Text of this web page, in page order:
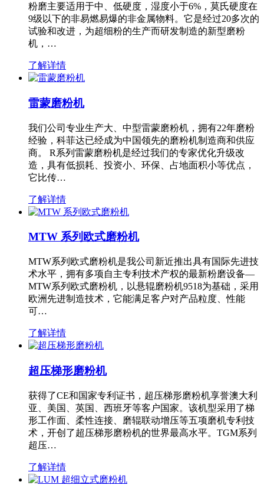
粉磨主要适用于中、低硬度，湿度小于6%，莫氏硬度在
9级以下的非易燃易爆的非金属物料。它是经过20多次的
试验和改进，为超细粉的生产而研发制造的新型磨粉
机，…
了解详情
雷蒙磨粉机
我们公司专业生产大、中型雷蒙磨粉机，拥有22年磨粉
经验，科菲达已经成为中国领先的磨粉机制造商和供应
商。 R系列雷蒙磨粉机是经过我们的专家优化升级改
造，具有低损耗、投资小、环保、占地面积小等优点，
它比传…
了解详情
MTW 系列欧式磨粉机
MTW系列欧式磨粉机是我公司新近推出具有国际先进技
术水平，拥有多项自主专利技术产权的最新粉磨设备—
MTW系列欧式磨粉机，以悬辊磨粉机9518为基础，采用
欧洲先进制造技术，它能满足客户对产品粒度、性能
可…
了解详情
超压梯形磨粉机
获得了CE和国家专利证书，超压梯形磨粉机享誉澳大利
亚、美国、英国、西班牙等客户国家。该机型采用了梯
形工作面、柔性连接、磨辊联动增压等五项磨机专利技
术，开创了超压梯形磨粉机的世界最高水平。TGM系列
超压…
了解详情